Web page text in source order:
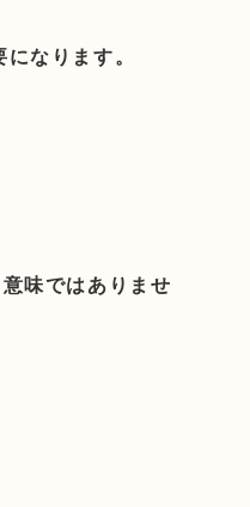
なります。
味ではありませ